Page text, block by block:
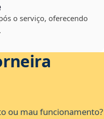
o serviço, oferecendo
ou mau funcionamento?